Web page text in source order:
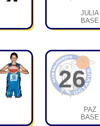
JULIA
BASE
26
PAZ
BASE